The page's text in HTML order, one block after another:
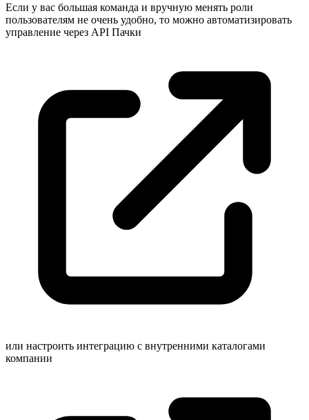
Если у вас большая команда и вручную менять роли
пользователям не очень удобно, то можно автоматизировать
управление через API Пачки
или настроить интеграцию с внутренними каталогами
компании